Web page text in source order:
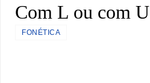
Com L ou com U
FONÉTICA